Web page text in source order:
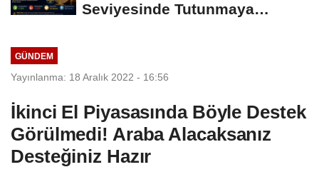
Seviyesinde Tutunmaya
GÜNDEM
Yayınlanma: 18 Aralık 2022 - 16:56
İkinci El Piyasasında Böyle Destek
Görülmedi! Araba Alacaksanız
Desteğiniz Hazır